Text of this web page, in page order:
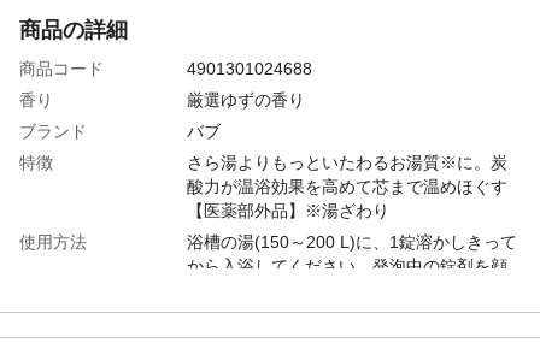
商品の詳細
商品コード
4901301024688
香り
厳選ゆずの香り
ブランド
バブ
特徴
さら湯よりもっといたわるお湯質※に。炭
酸力が温浴効果を高めて芯まで温めほぐす
【医薬部外品】※湯ざわり
使用方法
浴槽の湯(150～200 L)に、1錠溶かしきって
から入浴してください。発泡中の錠剤を顔
ます。泡が消えた後も炭酸ガスが湯に溶け
込んでいるので、効果は長続きします。溶